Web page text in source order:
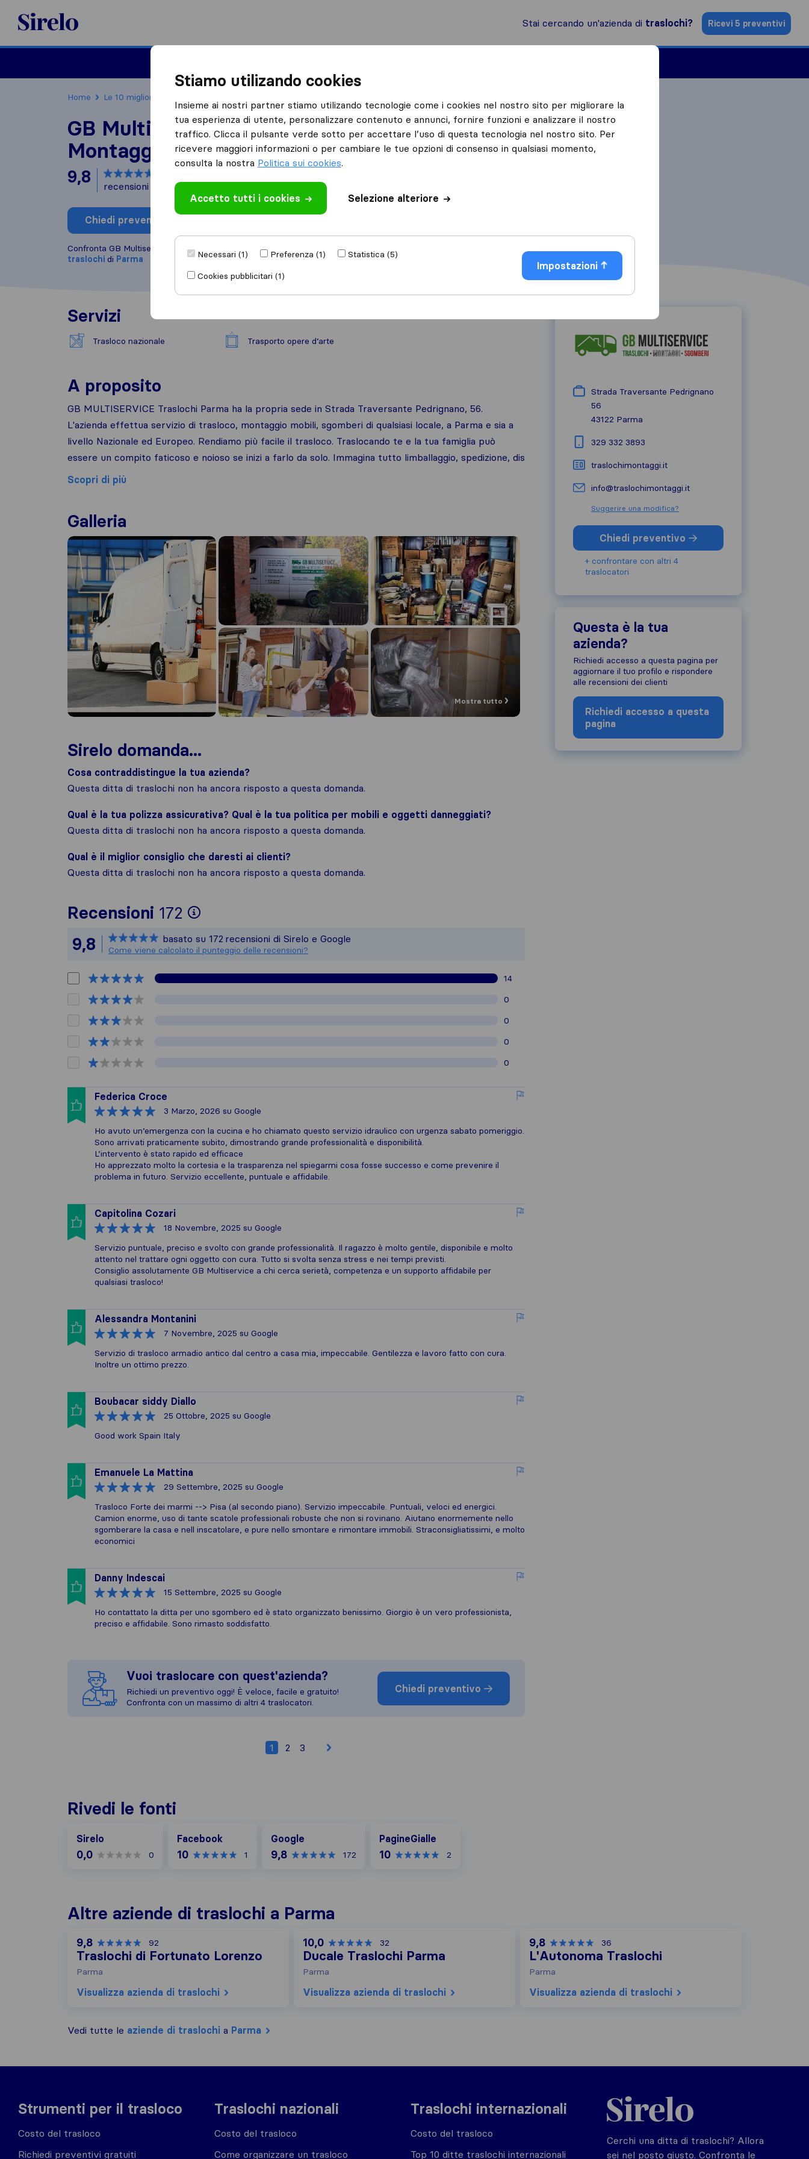
Sirelo.it
Stai cercando un'azienda di traslochi? Ricevi 5 preventivi
Home Le 10 migliori aziende di traslochi in Italia
GB Multiservice Traslochi
Montaggi
9,8
recensioni di Sirelo e Google
Chiedi preventivo
Confronta GB Multiservice Traslochi Montaggi con altre
traslochi di Parma
Servizi
Trasloco nazionale Trasporto opere d’arte
A proposito
GB MULTISERVICE Traslochi Parma ha la propria sede in Strada Traversante Pedrignano, 56.
L'azienda effettua servizio di trasloco, montaggio mobili, sgomberi di qualsiasi locale, a Parma e sia a
livello Nazionale ed Europeo. Rendiamo più facile il trasloco. Traslocando te e la tua famiglia può
essere un compito faticoso e noioso se inizi a farlo da solo. Immagina tutto limballaggio, spedizione, dis
Scopri di più
Galleria
Mostra tutto
Sirelo domanda...
Cosa contraddistingue la tua azienda?
Questa ditta di traslochi non ha ancora risposto a questa domanda.
Qual è la tua polizza assicurativa? Qual è la tua politica per mobili e oggetti danneggiati?
Questa ditta di traslochi non ha ancora risposto a questa domanda.
Qual è il miglior consiglio che daresti ai clienti?
Questa ditta di traslochi non ha ancora risposto a questa domanda.
Recensioni 172
Per avere un quadro più completo della reputazione dell'azienda, abbiamo raccolto
Tutte le recensioni raccolte su Sirelo sono soggette alle nostre linee guida sulle
9,8 basato su 172 recensioni di Sirelo e Google
Come viene calcolato il punteggio delle recensioni?
14
0
0
0
0
Federica Croce
3 Marzo, 2026 su Google
Ho avuto un’emergenza con la cucina e ho chiamato questo servizio idraulico con urgenza sabato pomeriggio.
Sono arrivati praticamente subito, dimostrando grande professionalità e disponibilità.
L’intervento è stato rapido ed efficace
Ho apprezzato molto la cortesia e la trasparenza nel spiegarmi cosa fosse successo e come prevenire il
problema in futuro. Servizio eccellente, puntuale e affidabile.
Capitolina Cozari
18 Novembre, 2025 su Google
Servizio puntuale, preciso e svolto con grande professionalità. Il ragazzo è molto gentile, disponibile e molto
attento nel trattare ogni oggetto con cura. Tutto si svolta senza stress e nei tempi previsti.
Consiglio assolutamente GB Multiservice a chi cerca serietà, competenza e un supporto affidabile per
qualsiasi trasloco!
Alessandra Montanini
7 Novembre, 2025 su Google
Servizio di trasloco armadio antico dal centro a casa mia, impeccabile. Gentilezza e lavoro fatto con cura.
Inoltre un ottimo prezzo.
Boubacar siddy Diallo
25 Ottobre, 2025 su Google
Good work Spain Italy
Emanuele La Mattina
29 Settembre, 2025 su Google
Trasloco Forte dei marmi --> Pisa (al secondo piano). Servizio impeccabile. Puntuali, veloci ed energici.
Camion enorme, uso di tante scatole professionali robuste che non si rovinano. Aiutano enormemente nello
sgomberare la casa e nell inscatolare, e pure nello smontare e rimontare immobili. Straconsigliatissimi, e molto
economici
Danny Indescai
15 Settembre, 2025 su Google
Ho contattato la ditta per uno sgombero ed è stato organizzato benissimo. Giorgio è un vero professionista,
preciso e affidabile. Sono rimasto soddisfatto.
Vuoi traslocare con quest'azienda?
Richiedi un preventivo oggi! È veloce, facile e gratuito!
Confronta con un massimo di altri 4 traslocatori.
Chiedi preventivo
1 2 3
Strada Traversante Pedrignano
56
43122 Parma
329 332 3893
traslochimontaggi.it
info@traslochimontaggi.it
Suggerire una modifica?
Chiedi preventivo
+ confrontare con altri 4
traslocatori
Questa è la tua
azienda?
Richiedi accesso a questa pagina per
aggiornare il tuo profilo e rispondere
alle recensioni dei clienti
Richiedi accesso a questa
pagina
Rivedi le fonti
Sirelo
0,0 0
Facebook
10 1
Google
9,8 172
PagineGialle
10 2
Altre aziende di traslochi a Parma
9,8 92
Traslochi di Fortunato Lorenzo
Parma
Visualizza azienda di traslochi
10,0 32
Ducale Traslochi Parma
Parma
Visualizza azienda di traslochi
9,8 36
L'Autonoma Traslochi
Parma
Visualizza azienda di traslochi
Vedi tutte le aziende di traslochi a Parma
Strumenti per il trasloco
Costo del trasloco
Richiedi preventivi gratuiti
Traslochi nazionali
Costo del trasloco
Come organizzare un trasloco
Traslochi internazionali
Costo del trasloco
Top 10 ditte traslochi internazionali
Sirelo.it
Cerchi una ditta di traslochi? Allora
sei nel posto giusto. Confronta le
Stiamo utilizando cookies
Insieme ai nostri partner stiamo utilizando tecnologie come i cookies nel nostro sito per migliorare la
tua esperienza di utente, personalizzare contenuto e annunci, fornire funzioni e analizzare il nostro
traffico. Clicca il pulsante verde sotto per accettare l’uso di questa tecnologia nel nostro sito. Per
ricevere maggiori informazioni o per cambiare le tue opzioni di consenso in qualsiasi momento,
consulta la nostra Politica sui cookies.
Accetto tutti i cookies Selezione alteriore
Necessari (1) Preferenza (1)
Statistica (5)
Cookies pubblicitari (1)
Impostazioni